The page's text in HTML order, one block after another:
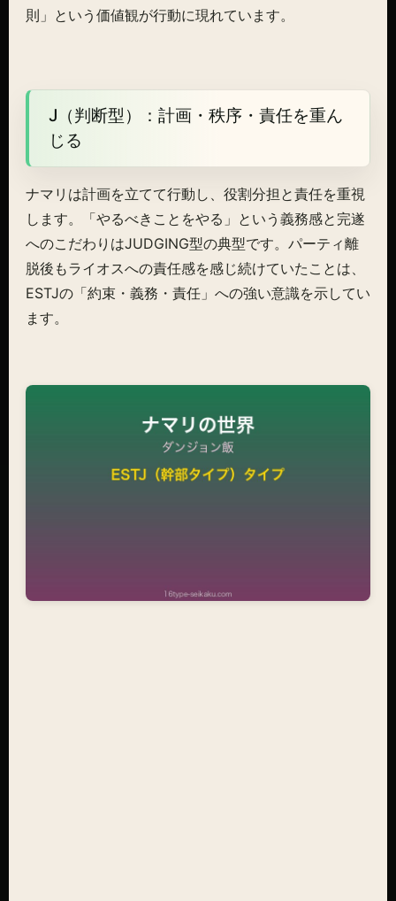
則」という価値観が行動に現れています。
J（判断型）：計画・秩序・責任を重ん
じる
ナマリは計画を立てて行動し、役割分担と責任を重視
します。「やるべきことをやる」という義務感と完遂
へのこだわりはJUDGING型の典型です。パーティ離
脱後もライオスへの責任感を感じ続けていたことは、
ESTJの「約束・義務・責任」への強い意識を示してい
ます。